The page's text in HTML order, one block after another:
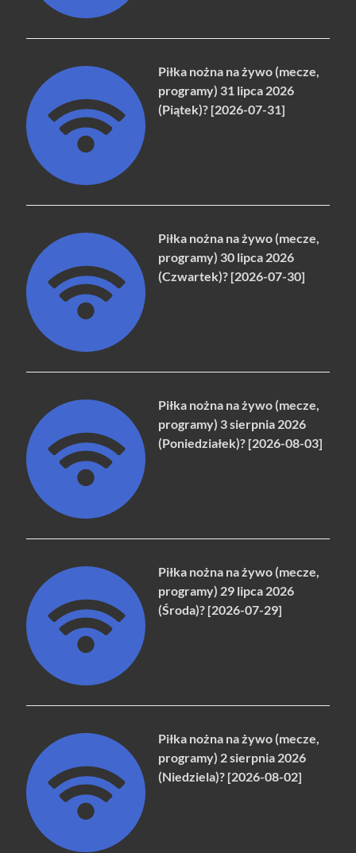
Piłka nożna na żywo (mecze,
programy) 31 lipca 2026
(Piątek)? [2026-07-31]
Piłka nożna na żywo (mecze,
programy) 30 lipca 2026
(Czwartek)? [2026-07-30]
Piłka nożna na żywo (mecze,
programy) 3 sierpnia 2026
(Poniedziałek)? [2026-08-03]
Piłka nożna na żywo (mecze,
programy) 29 lipca 2026
(Środa)? [2026-07-29]
Piłka nożna na żywo (mecze,
programy) 2 sierpnia 2026
(Niedziela)? [2026-08-02]